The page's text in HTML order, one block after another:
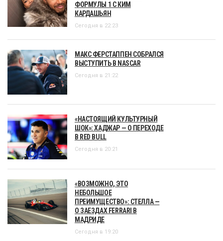
ФОРМУЛЫ 1 С КИМ
КАРДАШЬЯН
Сегодня в 22:23
МАКС ФЕРСТАППЕН СОБРАЛСЯ
ВЫСТУПИТЬ В NASCAR
Сегодня в 21:22
«НАСТОЯЩИЙ КУЛЬТУРНЫЙ
ШОК»: ХАДЖАР — О ПЕРЕХОДЕ
В RED BULL
Сегодня в 20:21
«ВОЗМОЖНО, ЭТО
НЕБОЛЬШОЕ
ПРЕИМУЩЕСТВО»: СТЕЛЛА —
О ЗАЕЗДАХ FERRARI В
МАДРИДЕ
Сегодня в 19:20